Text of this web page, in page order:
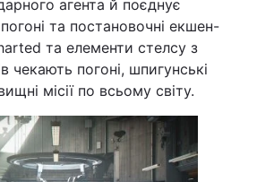
агента й поєднує
погоні та постановочні екшен-
та елементи стелсу з
чекають погоні, шпигунські
місії по всьому світу.